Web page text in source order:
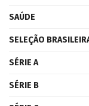
SAÚDE
SELEÇÃO
SÉRIE A
SÉRIE B